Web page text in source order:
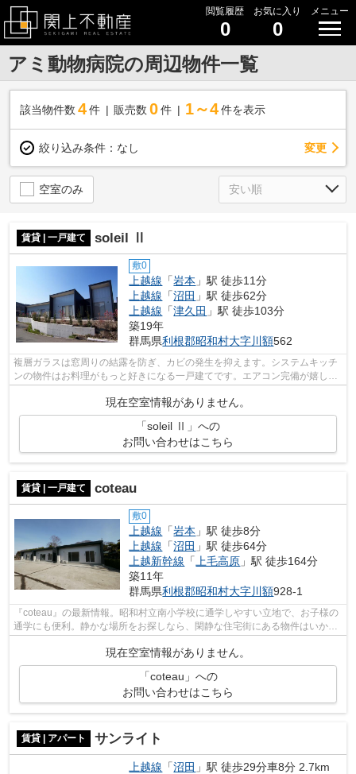
閲覧履歴
0
お気に入り
0
メニュー
アミ動物病院の周辺物件一覧
該当物件数 4件 販売数 0 件 1～4 件を表示
絞り込み条件： なし 変更
空室のみ
賃貸 | 一戸建て soleil Ⅱ
敷0
上越線 「岩本 」駅 徒歩11分
上越線 「沼田 」駅 徒歩62分
上越線 「津久田 」駅 徒歩103分
築19年
群馬県利根郡昭和村大字川額562
複層ガラスは窓周りの結露を防ぎ、カビの発生を抑えます。システムキッチ
ンの物件はお料理がもっと好きになる一戸建てです。エアコン完備が嬉し
現在空室情報がありません。
「soleil Ⅱ」への
お問い合わせはこちら
賃貸 | 一戸建て coteau
敷0
上越線 「岩本 」駅 徒歩8分
上越線 「沼田 」駅 徒歩64分
上越新幹線 「 上毛高原 」駅 徒歩164分
築11年
群馬県利根郡昭和村大字川額928-1
『coteau』の最新情報。昭和村立南小学校に通学しやすい立地で、お子様の
通学にも便利。静かな場所をお探しなら、閑静な住宅街にある物件はいかが
現在空室情報がありません。
「coteau」への
お問い合わせはこちら
賃貸 | アパート サンライト
上越線 「沼田 」駅 徒歩29分車8分 2.7km